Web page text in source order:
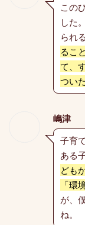
この
した
られ
るこ
て、
つい
嶋津
子育
ある
ども
「環
が、
ね。